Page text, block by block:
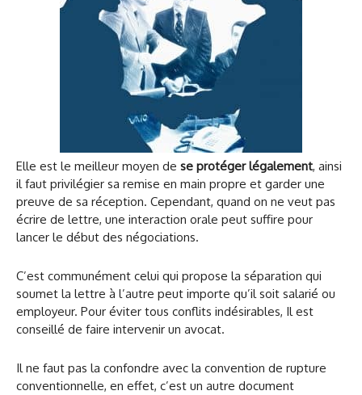
Elle est le meilleur moyen de se protéger légalement, ainsi
il faut privilégier sa remise en main propre et garder une
preuve de sa réception. Cependant, quand on ne veut pas
écrire de lettre, une interaction orale peut suffire pour
lancer le début des négociations.
C’est communément celui qui propose la séparation qui
soumet la lettre à l’autre peut importe qu’il soit salarié ou
employeur. Pour éviter tous conflits indésirables, Il est
conseillé de faire intervenir un avocat.
Il ne faut pas la confondre avec la convention de rupture
conventionnelle, en effet, c’est un autre document